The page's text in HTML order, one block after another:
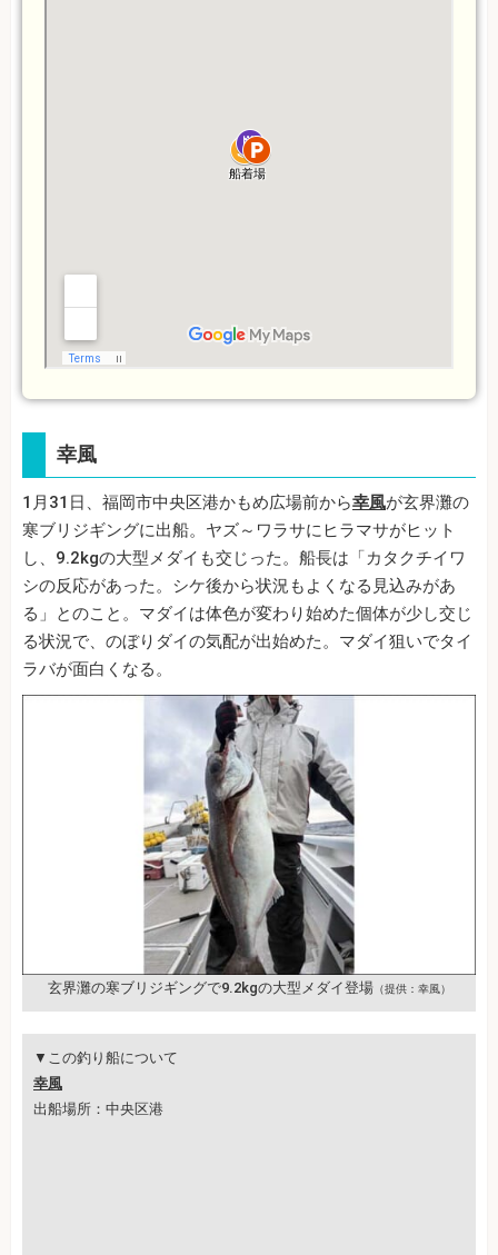
幸風
1月31日、福岡市中央区港かもめ広場前から幸風が玄界灘の
寒ブリジギングに出船。ヤズ～ワラサにヒラマサがヒット
し、9.2kgの大型メダイも交じった。船長は「カタクチイワ
シの反応があった。シケ後から状況もよくなる見込みがあ
る」とのこと。マダイは体色が変わり始めた個体が少し交じ
る状況で、のぼりダイの気配が出始めた。マダイ狙いでタイ
ラバが面白くなる。
玄界灘の寒ブリジギングで9.2kgの大型メダイ登場（提供：幸風）
▼この釣り船について
幸風
出船場所：中央区港